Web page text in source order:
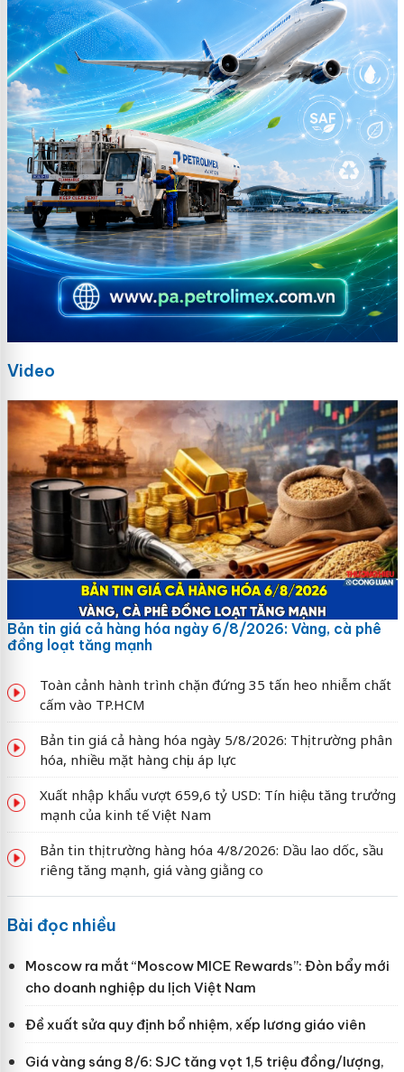
Video
Bản tin giá cả hàng hóa ngày 6/8/2026: Vàng, cà phê
đồng loạt tăng mạnh
Toàn cảnh hành trình chặn đứng 35 tấn heo nhiễm chất
cấm vào TP.HCM
Bản tin giá cả hàng hóa ngày 5/8/2026: Thị trường phân
hóa, nhiều mặt hàng chịu áp lực
Xuất nhập khẩu vượt 659,6 tỷ USD: Tín hiệu tăng trưởng
mạnh của kinh tế Việt Nam
Bản tin thị trường hàng hóa 4/8/2026: Dầu lao dốc, sầu
riêng tăng mạnh, giá vàng giằng co
Bài đọc nhiều
Moscow ra mắt “Moscow MICE Rewards”: Đòn bẩy mới
cho doanh nghiệp du lịch Việt Nam
Đề xuất sửa quy định bổ nhiệm, xếp lương giáo viên
Giá vàng sáng 8/6: SJC tăng vọt 1,5 triệu đồng/lượng,